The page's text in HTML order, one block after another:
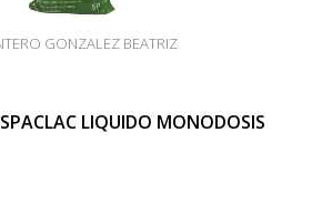
GONZALEZ BEATRIZ
LIQUIDO MONODOSIS